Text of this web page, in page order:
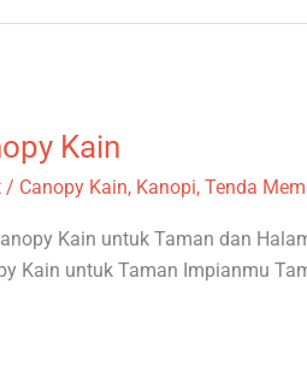
Kain
/ Canopy Kain, Kanopi, Tenda
Kain untuk Taman dan
Kain untuk Taman Impianmu